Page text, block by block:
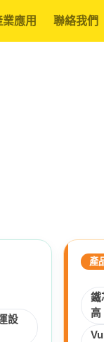
業應用 聯絡我們
設
產
鐵
高